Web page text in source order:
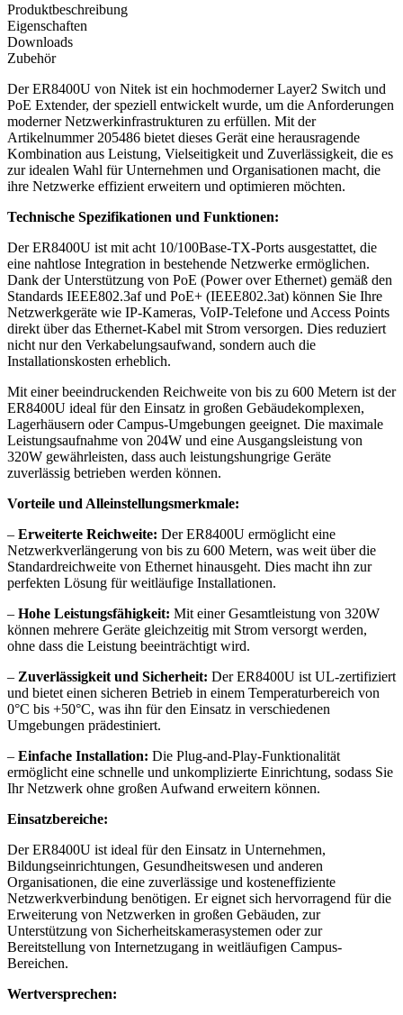
Produktbeschreibung
Eigenschaften
Downloads
Zubehör
Der ER8400U von Nitek ist ein hochmoderner Layer2 Switch und
PoE Extender, der speziell entwickelt wurde, um die Anforderungen
moderner Netzwerkinfrastrukturen zu erfüllen. Mit der
Artikelnummer 205486 bietet dieses Gerät eine herausragende
Kombination aus Leistung, Vielseitigkeit und Zuverlässigkeit, die es
zur idealen Wahl für Unternehmen und Organisationen macht, die
ihre Netzwerke effizient erweitern und optimieren möchten.
Technische Spezifikationen und Funktionen:
Der ER8400U ist mit acht 10/100Base-TX-Ports ausgestattet, die
eine nahtlose Integration in bestehende Netzwerke ermöglichen.
Dank der Unterstützung von PoE (Power over Ethernet) gemäß den
Standards IEEE802.3af und PoE+ (IEEE802.3at) können Sie Ihre
Netzwerkgeräte wie IP-Kameras, VoIP-Telefone und Access Points
direkt über das Ethernet-Kabel mit Strom versorgen. Dies reduziert
nicht nur den Verkabelungsaufwand, sondern auch die
Installationskosten erheblich.
Mit einer beeindruckenden Reichweite von bis zu 600 Metern ist der
ER8400U ideal für den Einsatz in großen Gebäudekomplexen,
Lagerhäusern oder Campus-Umgebungen geeignet. Die maximale
Leistungsaufnahme von 204W und eine Ausgangsleistung von
320W gewährleisten, dass auch leistungshungrige Geräte
zuverlässig betrieben werden können.
Vorteile und Alleinstellungsmerkmale:
– Erweiterte Reichweite: Der ER8400U ermöglicht eine
Netzwerkverlängerung von bis zu 600 Metern, was weit über die
Standardreichweite von Ethernet hinausgeht. Dies macht ihn zur
perfekten Lösung für weitläufige Installationen.
– Hohe Leistungsfähigkeit: Mit einer Gesamtleistung von 320W
können mehrere Geräte gleichzeitig mit Strom versorgt werden,
ohne dass die Leistung beeinträchtigt wird.
– Zuverlässigkeit und Sicherheit: Der ER8400U ist UL-zertifiziert
und bietet einen sicheren Betrieb in einem Temperaturbereich von
0°C bis +50°C, was ihn für den Einsatz in verschiedenen
Umgebungen prädestiniert.
– Einfache Installation: Die Plug-and-Play-Funktionalität
ermöglicht eine schnelle und unkomplizierte Einrichtung, sodass Sie
Ihr Netzwerk ohne großen Aufwand erweitern können.
Einsatzbereiche:
Der ER8400U ist ideal für den Einsatz in Unternehmen,
Bildungseinrichtungen, Gesundheitswesen und anderen
Organisationen, die eine zuverlässige und kosteneffiziente
Netzwerkverbindung benötigen. Er eignet sich hervorragend für die
Erweiterung von Netzwerken in großen Gebäuden, zur
Unterstützung von Sicherheitskamerasystemen oder zur
Bereitstellung von Internetzugang in weitläufigen Campus-
Bereichen.
Wertversprechen: